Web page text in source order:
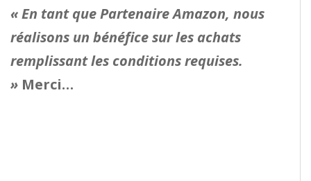
« En tant que Partenaire Amazon, nous
réalisons un bénéfice sur les achats
remplissant les conditions requises.
» Merci…